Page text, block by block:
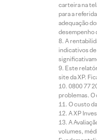
carteira na
para a
adequação
desempenho
A
indicativos
Este
site da XP.
0800 77
problemas.
O custo
A XP
A
volumes,